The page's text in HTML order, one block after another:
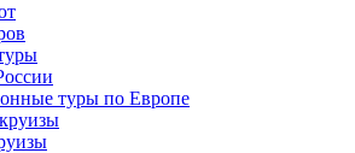
туры по Европе